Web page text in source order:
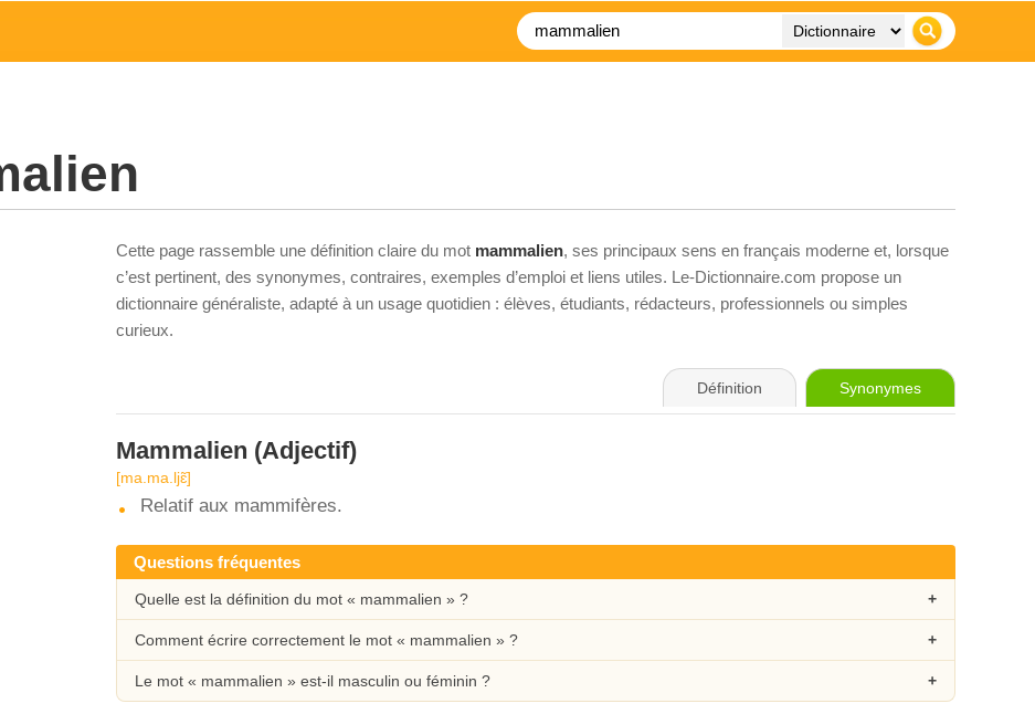
Cette page rassemble une définition claire du mot mammalien, ses principaux sens en français moderne et, lorsque
c’est pertinent, des synonymes, contraires, exemples d’emploi et liens utiles. Le-Dictionnaire.com propose un
dictionnaire généraliste, adapté à un usage quotidien : élèves, étudiants, rédacteurs, professionnels ou simples
curieux.
Définition Synonymes
Mammalien (Adjectif)
[ma.ma.ljɛ̃]
Relatif aux mammifères.
Questions fréquentes
Quelle est la définition du mot « mammalien » ?
Comment écrire correctement le mot « mammalien » ?
Le mot « mammalien » est-il masculin ou féminin ?